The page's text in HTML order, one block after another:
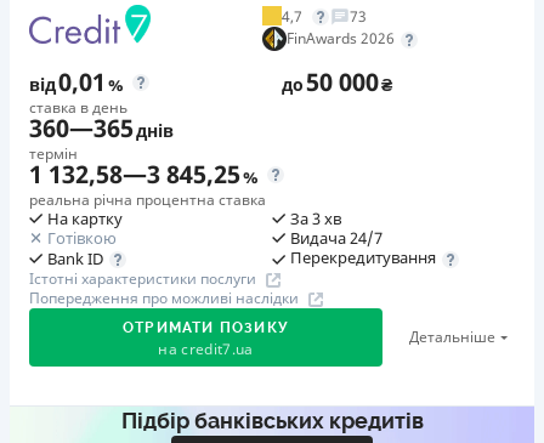
4,7
73
FinAwards 2026
від0,01 %
ставка в день
до50 000₴
360—365днів
термін
1 132,58—3 845,25%
реальна річна процентна ставка
На картку
Готівкою
Bank ID
За 3 хв
Видача 24/7
Перекредитування
Істотні характеристики послуги
Попередження про можливі наслідки
ОТРИМАТИ ПОЗИКУ
на credit7.ua
Детальніше
Акція: «Кешбек за друга»
Підбір банківських кредитів